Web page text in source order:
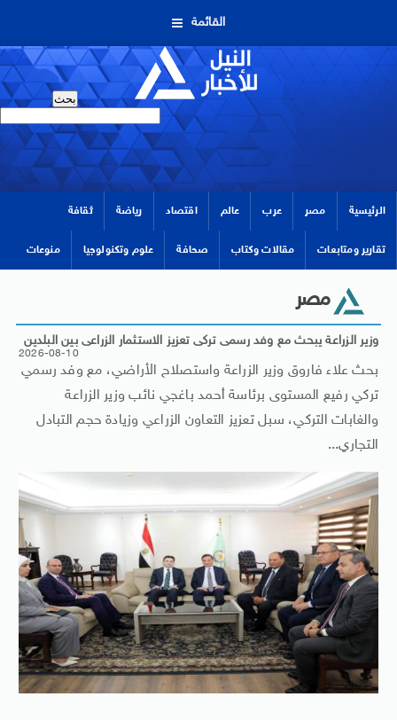
القائمة
الرئيسية مصر عرب عالم اقتصاد رياضة ثقافة
تقارير ومتابعات مقالات وكتاب صحافة علوم وتكنولوجيا منوعات
مصر
وزير الزراعة يبحث مع وفد رسمى تركى تعزيز الاستثمار الزراعى بين البلدين
2026-08-10
بحث علاء فاروق وزير الزراعة واستصلاح الأراضي، مع وفد رسمي
تركي رفيع المستوى برئاسة أحمد باغجي نائب وزير الزراعة
والغابات التركي، سبل تعزيز التعاون الزراعي وزيادة حجم التبادل
التجاري...